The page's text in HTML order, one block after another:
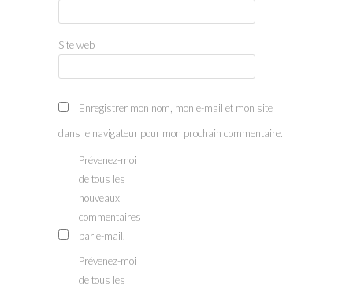
Site web
Enregistrer mon nom, mon e-mail et mon site
dans le navigateur pour mon prochain commentaire.
Prévenez-moi
de tous les
nouveaux
commentaires
par e-mail.
Prévenez-moi
de tous les